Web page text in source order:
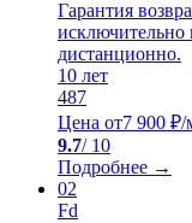
Гарантия
дистанционно.
10 лет
487
Цена от7 900 ₽/
9.7/ 10
Подробнее →
02
Fd